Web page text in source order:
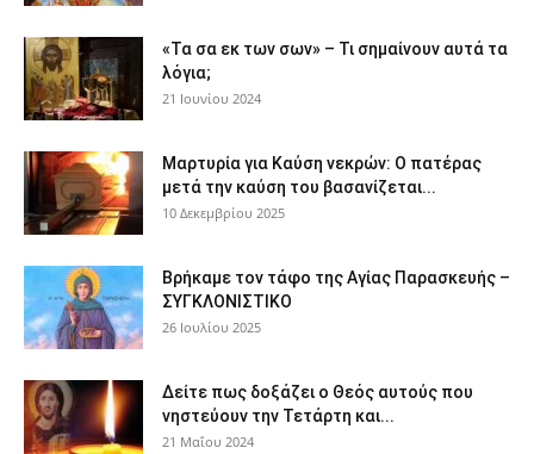
«Τα σα εκ των σων» – Τι σημαίνουν αυτά τα
λόγια;
21 Ιουνίου 2024
Μαρτυρία για Καύση νεκρών: Ο πατέρας
μετά την καύση του βασανίζεται...
10 Δεκεμβρίου 2025
Βρήκαμε τον τάφο της Αγίας Παρασκευής –
ΣΥΓΚΛΟΝΙΣΤΙΚΟ
26 Ιουλίου 2025
Δείτε πως δοξάζει ο Θεός αυτούς που
νηστεύουν την Τετάρτη και...
21 Μαΐου 2024